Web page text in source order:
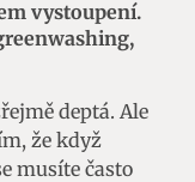
vystoupení.
deptá. Ale
že když
musíte často